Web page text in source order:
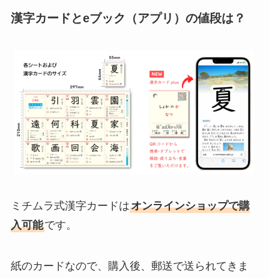
漢字カードとeブック（アプリ）の値段は？
ミチムラ式漢字カードはオンラインショップで購
入可能です。
紙のカードなので、購入後、郵送で送られてきま